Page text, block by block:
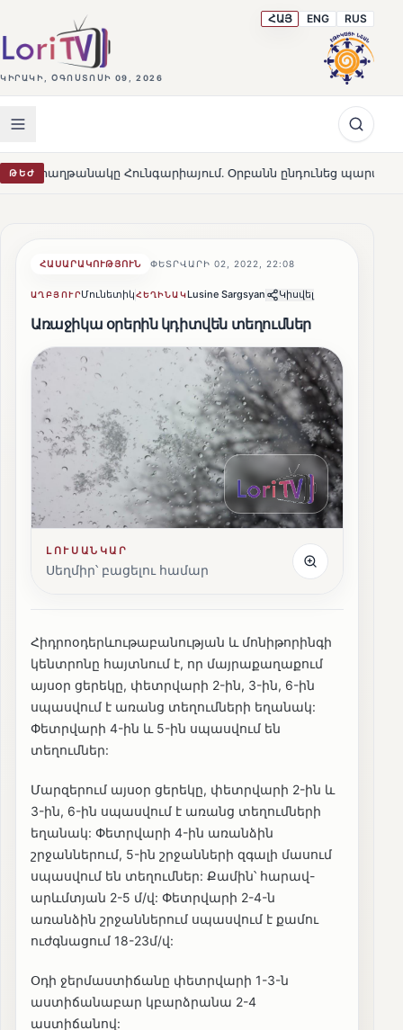
ԿԻՐԱԿԻ, ՕԳՈՍՏՈՍԻ 09, 2026
ՀԱՅ ENG RUS
ԹԵԺՀունգարիայում․ Օրբանն ընդունեց պարտությունը HOT
ՀԱՍԱՐԱԿՈՒԹՅՈՒՆ ՓԵՏՐՎԱՐԻ 02, 2022, 22:08
ԱՂԲՅՈՒՐՄունետիկՀԵՂԻՆԱԿLusine Sargsyan Կիսվել
Առաջիկա օրերին կդիտվեն տեղումներ
ԼՈՒՍԱՆԿԱՐ
Սեղմիր՝ բացելու համար
Հիդրոօդերևութաբանության և մոնիթորինգի
կենտրոնը հայտնում է, որ մայրաքաղաքում
այսօր ցերեկը, փետրվարի 2-ին, 3-ին, 6-ին
սպասվում է առանց տեղումների եղանակ:
Փետրվարի 4-ին և 5-ին սպասվում են
տեղումներ:
Մարզերում այսօր ցերեկը, փետրվարի 2-ին և
3-ին, 6-ին սպասվում է առանց տեղումների
եղանակ: Փետրվարի 4-ին առանձին
շրջաններում, 5-ին շրջանների զգալի մասում
սպասվում են տեղումներ: Քամին՝ հարավ-
արևմտյան 2-5 մ/վ: Փետրվարի 2-4-ն
առանձին շրջաններում սպասվում է քամու
ուժգնացում 18-23մ/վ:
Օդի ջերմաստիճանը փետրվարի 1-3-ն
աստիճանաբար կբարձրանա 2-4
աստիճանով: